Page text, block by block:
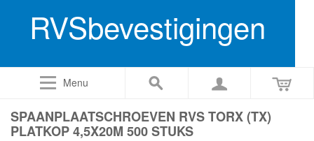
RVSbevestigingen
Menu
SPAANPLAATSCHROEVEN RVS TORX (TX)
PLATKOP 4,5X20M 500 STUKS